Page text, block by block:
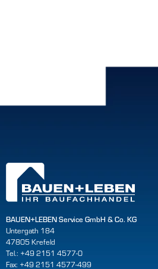
BAUEN+LEBEN Service GmbH & Co. KG
Untergath 184
47805 Krefeld
Tel.: +49 2151 4577-0
Fax: +49 2151 4577-499